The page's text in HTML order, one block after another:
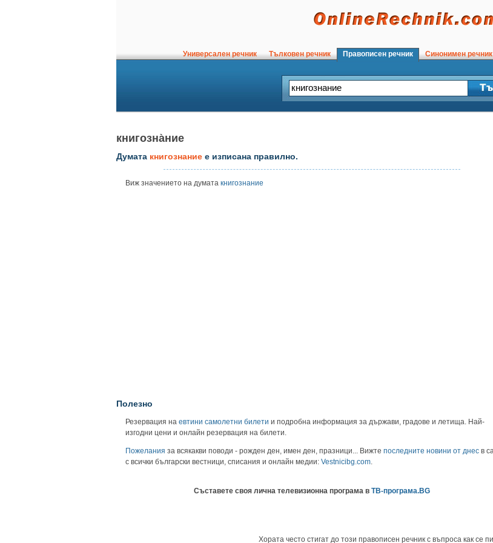
Универсален речник Тълковен речник Правописен речник Синонимен
книгозна̀ние
Думата книгознание е изписана правилно.
Виж значението на думата книгознание
Полезно
Резервация на евтини самолетни билети и подробна информация за държави, градове и летища. Най-
изгодни цени и онлайн резервация на билети.
Пожелания за всякакви поводи - рожден ден, имен ден, празници... Вижте последните новини от днес в
с всички български вестници, списания и онлайн медии: Vestnicibg.com.
Съставете своя лична телевизионна програма в ТВ-програма.BG
Хората често стигат до този правописен речник с въпроса как се